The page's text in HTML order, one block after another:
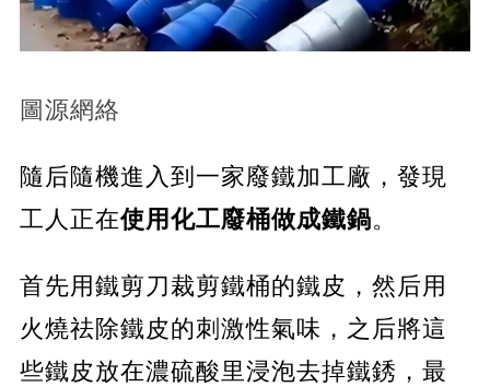
圖源網絡
隨后隨機進入到一家廢鐵加工廠，發現
工人正在使用化工廢桶做成鐵鍋。
首先用鐵剪刀裁剪鐵桶的鐵皮，然后用
火燒祛除鐵皮的刺激性氣味，之后將這
些鐵皮放在濃硫酸里浸泡去掉鐵銹，最